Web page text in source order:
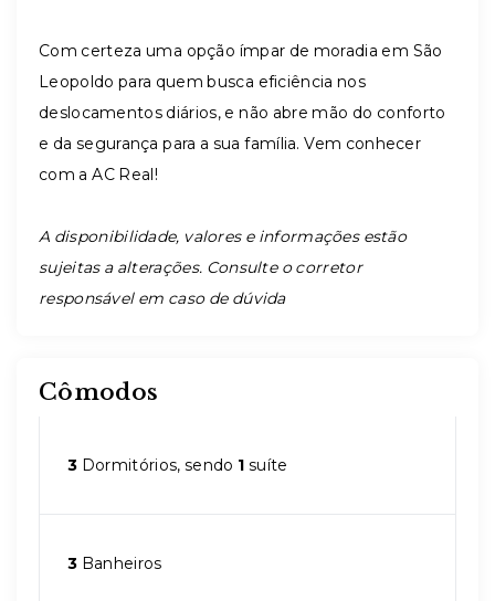
Com certeza uma opção ímpar de moradia em São
Leopoldo para quem busca eficiência nos
deslocamentos diários, e não abre mão do conforto
e da segurança para a sua família. Vem conhecer
com a AC Real!
A disponibilidade, valores e informações estão
sujeitas a alterações. Consulte o corretor
responsável em caso de dúvida
Cômodos
3 Dormitórios, sendo 1 suíte
3 Banheiros